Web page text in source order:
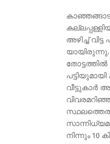
അഴിച്ച്
യായിരുന്നു.
വീട്ടുകാർ
നിന്നും 10